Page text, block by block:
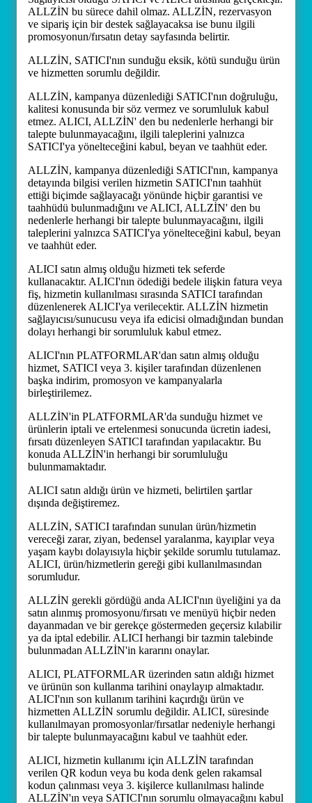
ALLZİN bu sürece dahil olmaz. ALLZİN, rezervasyon
ve sipariş için bir destek sağlayacaksa ise bunu ilgili
promosyonun/fırsatın detay sayfasında belirtir.
ALLZİN, SATICI'nın sunduğu eksik, kötü sunduğu ürün
ve hizmetten sorumlu değildir.
ALLZİN, kampanya düzenlediği SATICI'nın doğruluğu,
kalitesi konusunda bir söz vermez ve sorumluluk kabul
etmez. ALICI, ALLZİN' den bu nedenlerle herhangi bir
talepte bulunmayacağını, ilgili taleplerini yalnızca
SATICI'ya yönelteceğini kabul, beyan ve taahhüt eder.
ALLZİN, kampanya düzenlediği SATICI'nın, kampanya
detayında bilgisi verilen hizmetin SATICI'nın taahhüt
ettiği biçimde sağlayacağı yönünde hiçbir garantisi ve
taahhüdü bulunmadığını ve ALICI, ALLZİN' den bu
nedenlerle herhangi bir talepte bulunmayacağını, ilgili
taleplerini yalnızca SATICI'ya yönelteceğini kabul, beyan
ve taahhüt eder.
ALICI satın almış olduğu hizmeti tek seferde
kullanacaktır. ALICI'nın ödediği bedele ilişkin fatura veya
fiş, hizmetin kullanılması sırasında SATICI tarafından
düzenlenerek ALICI'ya verilecektir. ALLZİN hizmetin
sağlayıcısı/sunucusu veya ifa edicisi olmadığından bundan
dolayı herhangi bir sorumluluk kabul etmez.
ALICI'nın PLATFORMLAR'dan satın almış olduğu
hizmet, SATICI veya 3. kişiler tarafından düzenlenen
başka indirim, promosyon ve kampanyalarla
birleştirilemez.
ALLZİN'in PLATFORMLAR'da sunduğu hizmet ve
ürünlerin iptali ve ertelenmesi sonucunda ücretin iadesi,
fırsatı düzenleyen SATICI tarafından yapılacaktır. Bu
konuda ALLZİN'in herhangi bir sorumluluğu
bulunmamaktadır.
ALICI satın aldığı ürün ve hizmeti, belirtilen şartlar
dışında değiştiremez.
ALLZİN, SATICI tarafından sunulan ürün/hizmetin
vereceği zarar, ziyan, bedensel yaralanma, kayıplar veya
yaşam kaybı dolayısıyla hiçbir şekilde sorumlu tutulamaz.
ALICI, ürün/hizmetlerin gereği gibi kullanılmasından
sorumludur.
ALLZİN gerekli gördüğü anda ALICI'nın üyeliğini ya da
satın alınmış promosyonu/fırsatı ve menüyü hiçbir neden
dayanmadan ve bir gerekçe göstermeden geçersiz kılabilir
ya da iptal edebilir. ALICI herhangi bir tazmin talebinde
bulunmadan ALLZİN'in kararını onaylar.
ALICI, PLATFORMLAR üzerinden satın aldığı hizmet
ve ürünün son kullanma tarihini onaylayıp almaktadır.
ALICI'nın son kullanım tarihini kaçırdığı ürün ve
hizmetten ALLZİN sorumlu değildir. ALICI, süresinde
kullanılmayan promosyonlar/fırsatlar nedeniyle herhangi
bir talepte bulunmayacağını kabul ve taahhüt eder.
ALICI, hizmetin kullanımı için ALLZİN tarafından
verilen QR kodun veya bu koda denk gelen rakamsal
kodun çalınması veya 3. kişilerce kullanılması halinde
ALLZİN'ın veya SATICI'nın sorumlu olmayacağını kabul